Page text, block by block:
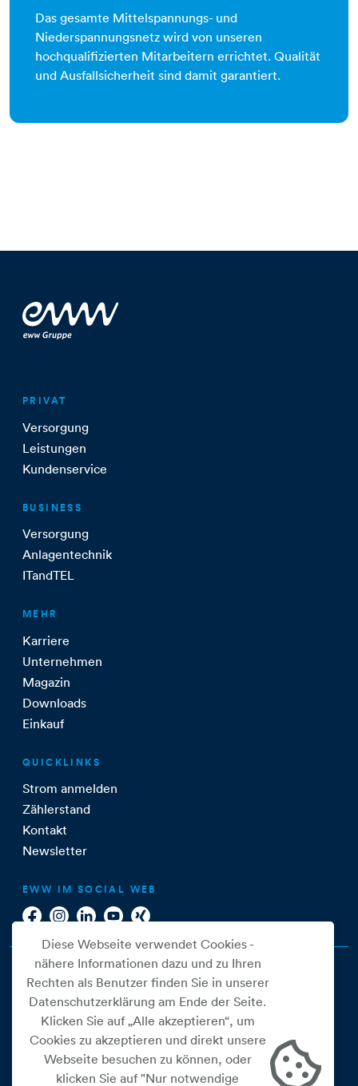
Das gesamte Mittelspannungs- und
Niederspannungsnetz wird von unseren
hochqualifizierten Mitarbeitern errichtet. Qualität
und Ausfallsicherheit sind damit garantiert.
PRIVAT
Versorgung
Leistungen
Kundenservice
BUSINESS
Versorgung
Anlagentechnik
ITandTEL
MEHR
Karriere
Unternehmen
Magazin
Downloads
Einkauf
QUICKLINKS
Strom anmelden
Zählerstand
Kontakt
Newsletter
EWW IM SOCIAL WEB
Cookie Einstellungen
Diese Webseite verwendet Cookies -
nähere Informationen dazu und zu Ihren
Rechten als Benutzer finden Sie in unserer
Datenschutzerklärung am Ende der Seite.
Klicken Sie auf „Alle akzeptieren“, um
Cookies zu akzeptieren und direkt unsere
Webseite besuchen zu können, oder
klicken Sie auf "Nur notwendige